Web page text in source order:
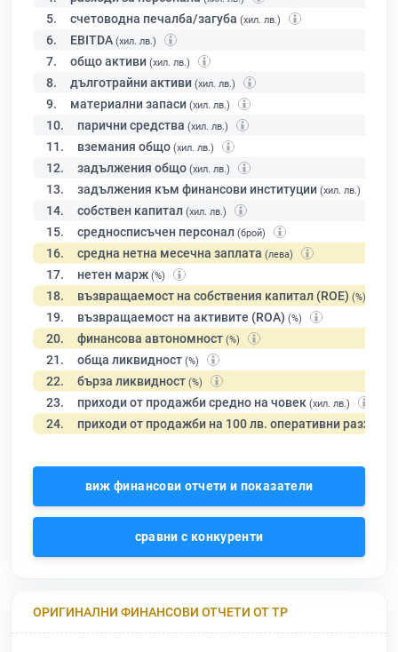
5. счетоводна печалба/загуба (хил. лв.)
6. EBITDA (хил. лв.)
7. общо активи (хил. лв.)
8. дълготрайни активи (хил. лв.)
9. материални запаси (хил. лв.)
10. парични средства (хил. лв.)
11. вземания общо (хил. лв.)
12. задължения общо (хил. лв.)
13. задължения към финансови институции (хил. лв.)
14. собствен капитал (хил. лв.)
15. средносписъчен персонал (брой)
16. средна нетна месечна заплата (лева)
17. нетен марж (%)
18. възвращаемост на собствения капитал (ROE) (%)
19. възвращаемост на активите (ROA) (%)
20. финансова автономност (%)
21. обща ликвидност (%)
22. бърза ликвидност (%)
23. приходи от продажби средно на човек (хил. лв.)
24. приходи от продажби на 100 лв. оперативни разходи
виж финансови отчети и показатели
сравни с конкуренти
ОРИГИНАЛНИ ФИНАНСОВИ ОТЧЕТИ ОТ ТР